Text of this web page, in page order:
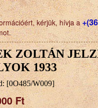
kérjük, hívja a
ZOLTÁN
1933
[0O485/W009]
Ft